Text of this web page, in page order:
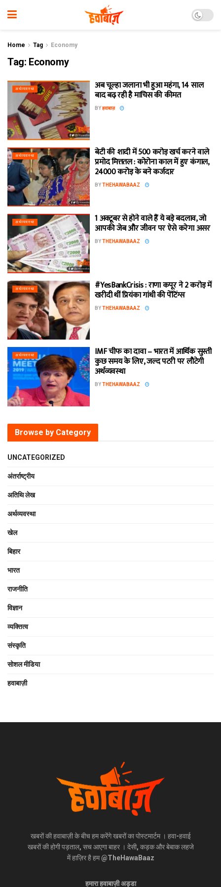
Home Tag Economy
Tag: Economy
अर्थव्यवस्था अब चूल्हा जलाना भी हुआ महंगा, 14 साल
बाद बढ़ रही है माचिस की कीमत
BYहवाबाज़
अर्थव्यवस्था बेटी की शादी में 500 करोड़ खर्च करने वाले
प्रमोद मित्ततल : कोरोना काल में हुए कंगाल,
24000 करोड़ के बने कर्जदार
BYTHEHAWABAAZ
अर्थव्यवस्था 1 अक्टूबर से होने वाले हैं ये बड़े बदलाव, जो
आपकी जेब और जीवन पर ऐसे करेगा असर
BYTHEHAWABAAZ
अर्थव्यवस्था #YesBankCrisis : राणा कपूर ने 2 करोड़ में
खरीदी थीं प्रियंका गांधी की पेंटिंग्स
BYTHEHAWABAAZ
अर्थव्यवस्था IMF चीफ का दावा – भारत में आर्थिक सुस्ती
कुछ समय के लिए, जल्द पटरी पर लौटेगी
अर्थव्यवस्था
BYTHEHAWABAAZ
Browse by Category
UNCATEGORIZED
अंतर्राष्ट्रीय
अतिथि लेख
अर्थव्यवस्था
खेल
बिहार
भारत
राजनीति
विज्ञान
व्यक्तित्व
संस्कृति
सोशल मीडिया
हवाबाज़ी
खबरों की हवाबाज़ी के बीच हम करेंगे खबरों का पोस्टमार्टम । हवा-हवाई
खबरों की होगी पड़ताल, सच आएगा बाहर । देसी, कड़क और बेबाक लहजे
में हाज़िर है हम @TheHawaBaaz
हमारा हवाबाज़ी अड्डा